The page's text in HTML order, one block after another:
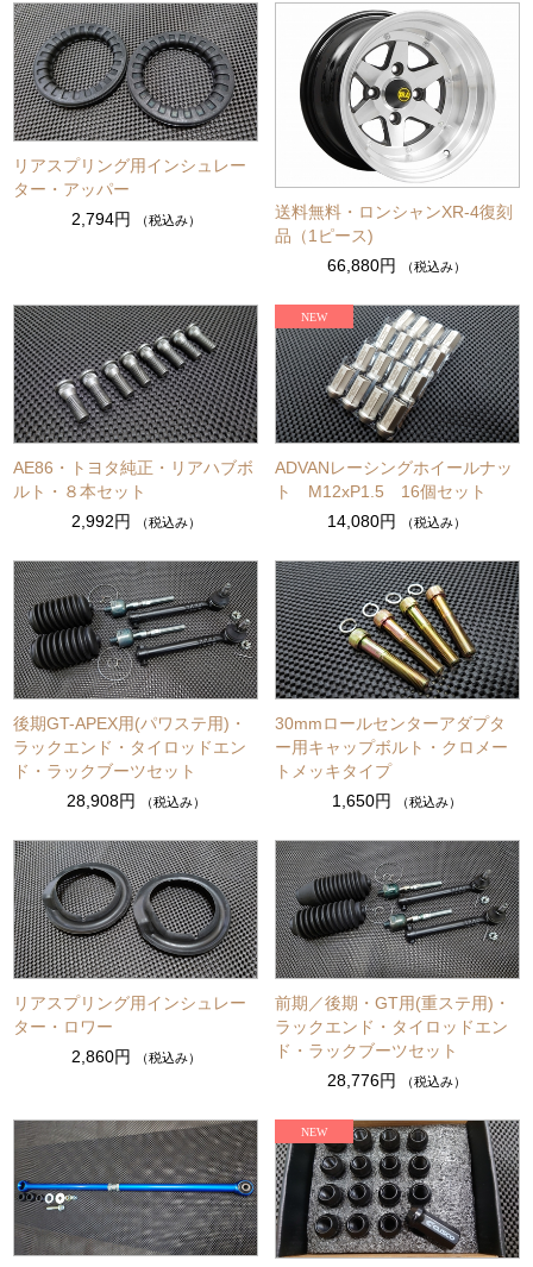
リアスプリング用インシュレー
ター・アッパー
2,794円
（税込み）
送料無料・ロンシャンXR-4復刻
品（1ピース)
66,880円
（税込み）
AE86・トヨタ純正・リアハブボ
ルト・８本セット
2,992円
（税込み）
ADVANレーシングホイールナッ
ト M12xP1.5 16個セット
14,080円
（税込み）
後期GT-APEX用(パワステ用)・
ラックエンド・タイロッドエン
ド・ラックブーツセット
28,908円
（税込み）
30mmロールセンターアダプタ
ー用キャップボルト・クロメー
トメッキタイプ
1,650円
（税込み）
リアスプリング用インシュレー
ター・ロワー
2,860円
（税込み）
前期／後期・GT用(重ステ用)・
ラックエンド・タイロッドエン
ド・ラックブーツセット
28,776円
（税込み）